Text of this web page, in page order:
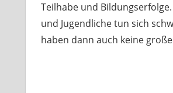
Teilhabe und
und Jugendliche tun sich
haben dann auch keine